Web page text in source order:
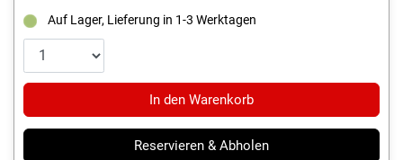
Auf Lager, Lieferung in 1-3 Werktagen
In den Warenkorb
Reservieren & Abholen